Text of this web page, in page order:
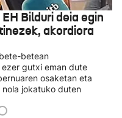
Bilduri deia egin
akordiora
betean
gutxi eman dute
osaketan eta
jokatuko duten